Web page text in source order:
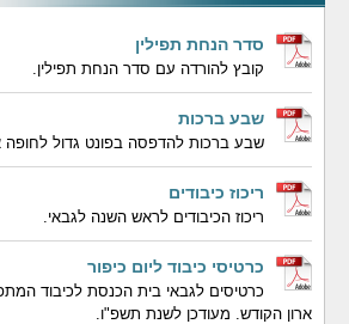
סדר הנחת תפילין
קובץ להורדה עם סדר הנחת תפילין.
שבע ברכות
שבע ברכות להדפסה בפונט גדול לחופה
ריכוז כיבודים
ריכוז הכיבודים לראש השנה לגבאי.
כרטיסי כיבוד ליום כיפור
כרטיסים לגבאי בית הכנסת לכיבוד
ארון הקודש. מעודכן לשנת תשפ"ו.